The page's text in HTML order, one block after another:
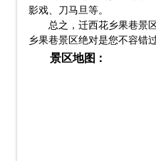
影戏、刀马旦等。
总之，迁西花乡果巷景
乡果巷景区绝对是您不容错
景区地图：